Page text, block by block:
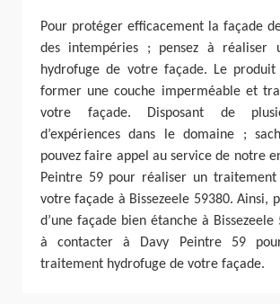
Pour protéger efficacement la façade
des intempéries ; pensez à réaliser
hydrofuge de votre façade. Le produit
former une couche imperméable et
votre façade. Disposant de
d’expériences dans le domaine ;
pouvez faire appel au service de notre
Peintre 59 pour réaliser un traitement
votre façade à Bissezeele 59380. Ainsi,
d’une façade bien étanche à Bissezeele
à contacter à Davy Peintre 59
traitement hydrofuge de votre façade.